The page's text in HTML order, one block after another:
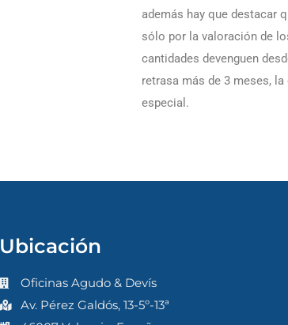
además hay que destacar
sólo por la valoración de
cantidades devenguen
retrasa más de 3 meses,
especial.
Ubicación
Oficinas Agudo & Devís
Av. Pérez Galdós, 13-5º-13ª